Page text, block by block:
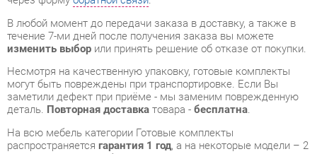
Несмотря на качественную упаковку, готовые комплекты
могут быть повреждены при транспортировке. Если Вы
заметили дефект при приёме - мы заменим поврежденную
деталь.Повторная доставкатовара -бесплатна.
На всю мебель категории Готовые комплекты
распространяетсягарантия 1 год, а на некоторые модели – 2
года с момента приобретения.
Кухонный гарнитур Любимый дом Кантри 06 Ноче
Любимый дом, соответствующее современному
государственному стандарту.